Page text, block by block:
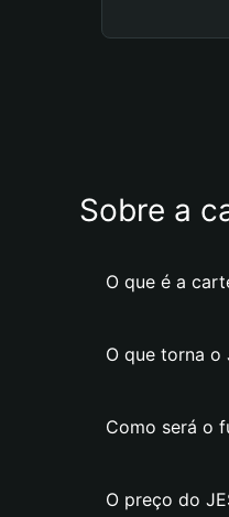
Sobre a
O que é a
O que torna o
Como será o
O preço do